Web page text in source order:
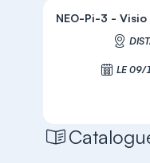
NEO-Pi-3 - Visio
LE